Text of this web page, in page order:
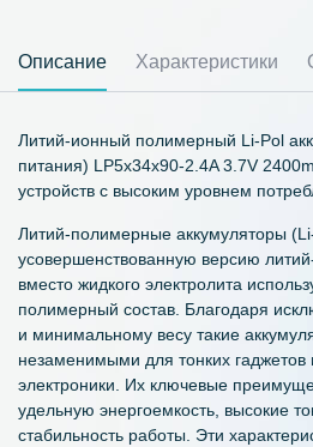
Описание Характеристики
Литий-ионный полимерный Li-Pol
питания) LP5х34х90-2.4A 3.7V
устройств с высоким уровнем
Литий-полимерные аккумуляторы
усовершенствованную версию
вместо жидкого электролита
полимерный состав. Благодаря
и минимальному весу такие
незаменимыми для тонких гаджетов
электроники. Их ключевые
удельную энергоемкость, высокие
стабильность работы. Эти